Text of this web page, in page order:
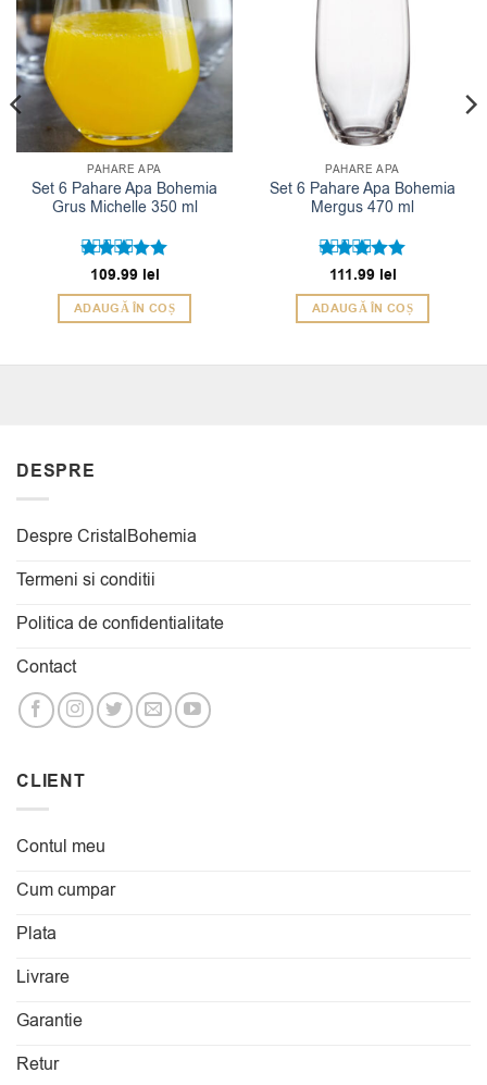
PAHARE APA
Set 6 Pahare Apa Bohemia
Grus Michelle 350 ml
Evaluat la
5din 5
109.99 lei
ADAUGĂ ÎN COȘ
PAHARE APA
Set 6 Pahare Apa Bohemia
Mergus 470 ml
Evaluat la
5din 5
111.99 lei
ADAUGĂ ÎN COȘ
DESPRE
Despre CristalBohemia
Termeni si conditii
Politica de confidentialitate
Contact
CLIENT
Contul meu
Cum cumpar
Plata
Livrare
Garantie
Retur